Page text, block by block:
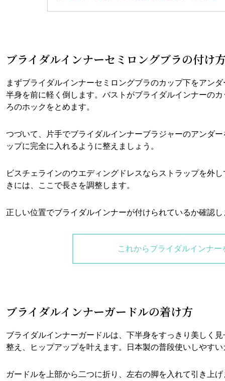
ブライダルインナーセミロングブラの付け
まずブライダルインナーセミロングブラのカップ下をアン
半身を前に軽く倒します。バストがブライダルインナーの
ろのホックをとめます。
つづいて、片手でブライダルインナーブラジャーのアンダ
ップに完全に入れるように整えましょう。
ビスチェラインのウエディングドレスならストラップを外
きには、ここで長さを調整します。
正しい位置でブライダルインナーが付けられているか確認
これからブライダルインナー
ブライダルインナーガードルの着け方
ブライダルインナーガードルは、下半身をすっきり美しく
整え、ヒップアップを叶えます。日本製の普段使いしやす
ガードルを上部から二つに折り、左右の脚を入れて引き上